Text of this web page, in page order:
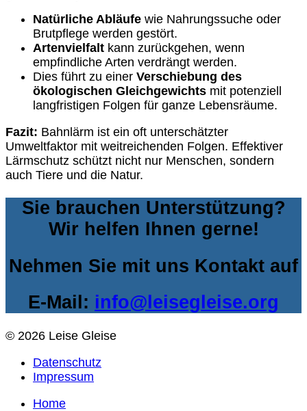
Natürliche Abläufe wie Nahrungssuche oder
Brutpflege werden gestört.
Artenvielfalt kann zurückgehen, wenn
empfindliche Arten verdrängt werden.
Dies führt zu einer Verschiebung des
ökologischen Gleichgewichts mit potenziell
langfristigen Folgen für ganze Lebensräume.
Fazit: Bahnlärm ist ein oft unterschätzter
Umweltfaktor mit weitreichenden Folgen. Effektiver
Lärmschutz schützt nicht nur Menschen, sondern
auch Tiere und die Natur.
Sie brauchen Unterstützung?
Wir helfen Ihnen gerne!
Nehmen Sie mit uns Kontakt auf
E-Mail: info@leisegleise.org
© 2026 Leise Gleise
Datenschutz
Impressum
Home